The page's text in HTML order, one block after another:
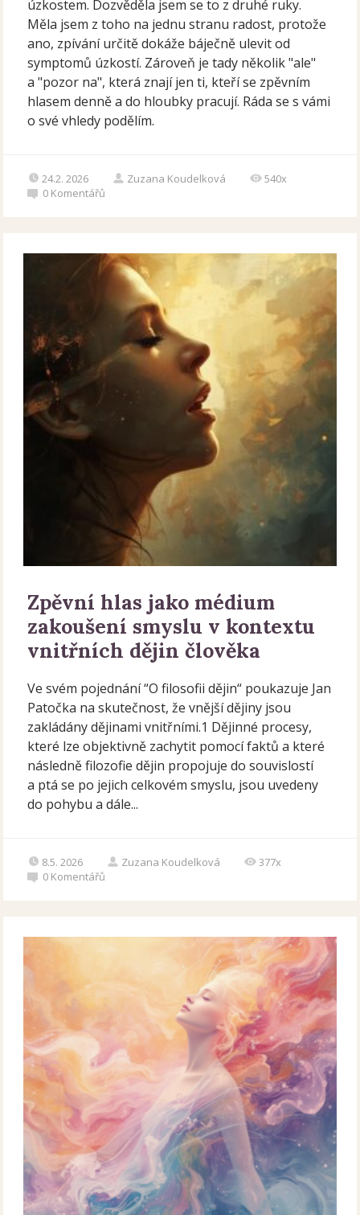
úzkostem. Dozvěděla jsem se to z druhé ruky.
Měla jsem z toho na jednu stranu radost, protože
ano, zpívání určitě dokáže báječně ulevit od
symptomů úzkostí. Zároveň je tady několik "ale"
a "pozor na", která znají jen ti, kteří se zpěvním
hlasem denně a do hloubky pracují. Ráda se s vámi
o své vhledy podělím.
24.2. 2026 Zuzana Koudelková
540x
0 Komentářů
Zpěvní hlas jako médium
zakoušení smyslu v kontextu
vnitřních dějin člověka
Ve svém pojednání “O filosofii dějin“ poukazuje Jan
Patočka na skutečnost, že vnější dějiny jsou
zakládány dějinami vnitřními.1 Dějinné procesy,
které lze objektivně zachytit pomocí faktů a které
následně filozofie dějin propojuje do souvislostí
a ptá se po jejich celkovém smyslu, jsou uvedeny
do pohybu a dále...
8.5. 2026 Zuzana Koudelková
377x
0 Komentářů